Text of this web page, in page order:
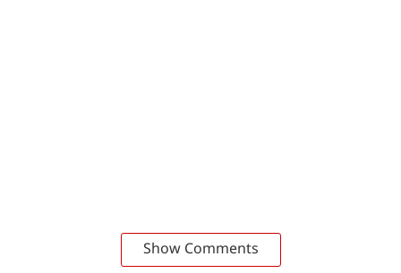
Show Comments